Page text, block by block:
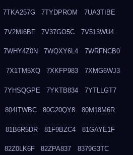
7TKA257G 7TYDPROM 7UA3TIBE
7V2MI6BF 7V37GO5C 7V513WU4
7WHY4Z0N 7WQXY6L4 7WRFNCB0
7X1TM5XQ 7XKFP983 7XMG6WJ3
7YHSQGPE 7YKTB834 7YTLLGT7
804ITWBC 80G20QY8 80M18M6R
81B6R5DR 81F9BZC4 81GAYE1F
82Z0LK6F 82ZPA837 8379G3TC